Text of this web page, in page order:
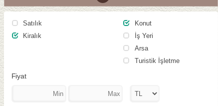
Satılık
Kiralık
Konut
İş Yeri
Arsa
Turistik İşletme
Fiyat